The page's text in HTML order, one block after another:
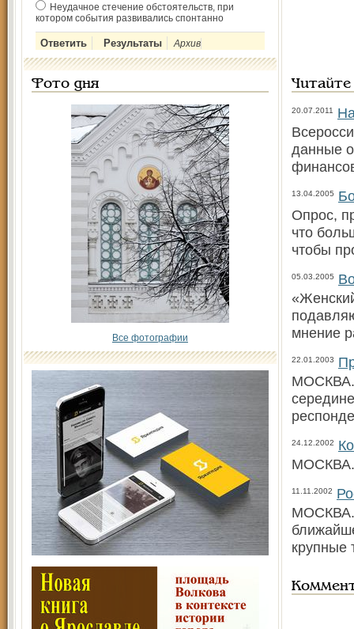
Неудачное стечение обстоятельств, при
котором события развивались спонтанно
Архив
Фото дня
Все фотографии
20.07.2011
данные
13.04.2005
Опрос,
что
чтобы
05.03.2005
мнение
22.01.2003
МОСКВА.
24.12.2002
МОСКВА.
11.11.2002
МОСКВА.
крупные